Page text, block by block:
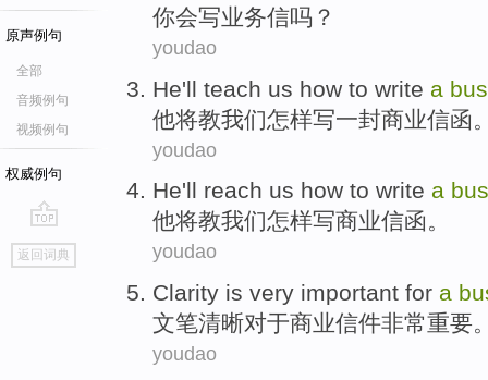
原声例句
全部
音频例句
视频例句
权威例句
go
top
返回词典
你会写业务信吗？
youdao
He'll teach us how to write a
他将教我们怎样写一封商业信函
youdao
He'll reach us how to write a
他将教我们怎样写商业信函。
youdao
Clarity is very important for a
文笔清晰对于商业信件非常重要
youdao